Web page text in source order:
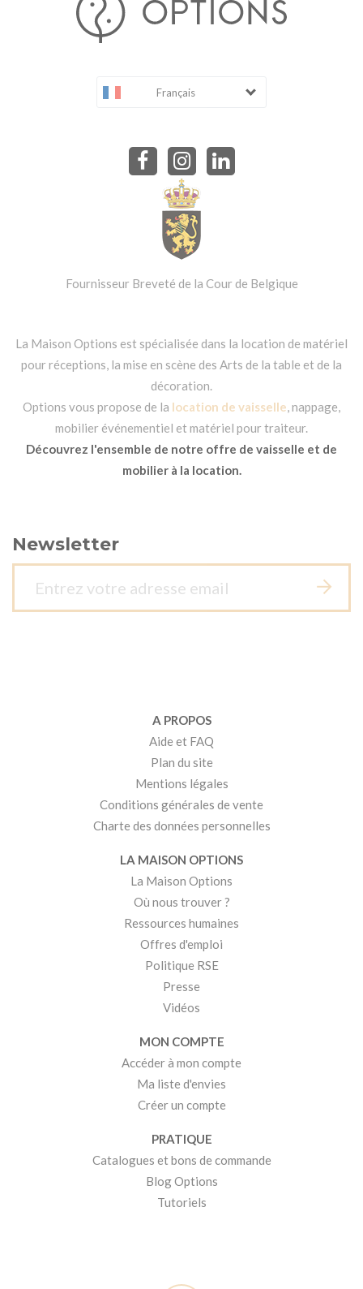
Français
Fournisseur Breveté de la Cour de Belgique
La Maison Options est spécialisée dans la location de matériel
pour réceptions, la mise en scène des Arts de la table et de la
décoration.
Options vous propose de la location de vaisselle, nappage,
mobilier événementiel et matériel pour traiteur.
Découvrez l'ensemble de notre offre de vaisselle et de
mobilier à la location.
Newsletter
A PROPOS
Aide et FAQ
Plan du site
Mentions légales
Conditions générales de vente
Charte des données personnelles
LA MAISON OPTIONS
La Maison Options
Où nous trouver ?
Ressources humaines
Offres d'emploi
Politique RSE
Presse
Vidéos
MON COMPTE
Accéder à mon compte
Ma liste d'envies
Créer un compte
PRATIQUE
Catalogues et bons de commande
Blog Options
Tutoriels